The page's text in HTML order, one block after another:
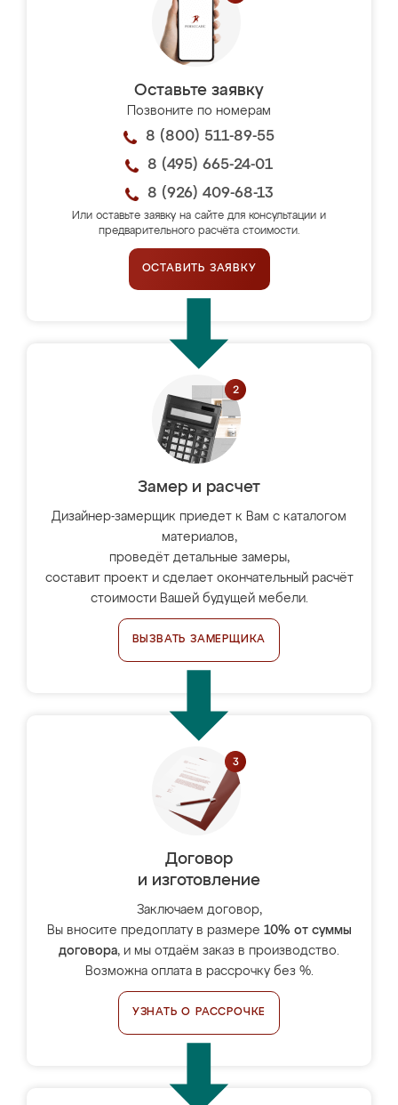
Оставьте заявку
Позвоните по номерам
8 (800) 511-89-55
8 (495) 665-24-01
8 (926) 409-68-13
Или оставьте заявку на сайте для консультации и
предварительного расчёта стоимости.
ОСТАВИТЬ ЗАЯВКУ
Замер и расчет
Дизайнер-замерщик приедет к Вам с каталогом
материалов,
проведёт детальные замеры,
составит проект и сделает окончательный расчёт
стоимости Вашей будущей мебели.
ВЫЗВАТЬ ЗАМЕРЩИКА
Договор
и изготовление
Заключаем договор,
Вы вносите предоплату в размере 10% от суммы
договора, и мы отдаём заказ в производство.
Возможна оплата в рассрочку без %.
УЗНАТЬ О РАССРОЧКЕ